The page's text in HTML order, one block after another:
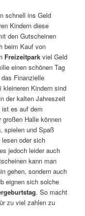
schnell ins Geld
Kindern diese
den Gutscheinen
beim Kauf von
Freizeitpark viel Geld
einen schönen Tag
Finanzielle
Kindern sind
der kalten Jahreszeit
es auf dem
Halle können
spielen und Spaß
lesen oder sich
jedoch leider auch
kann man
gehen, sondern auch
eignen sich solche
. So macht
zu viel zahlen zu